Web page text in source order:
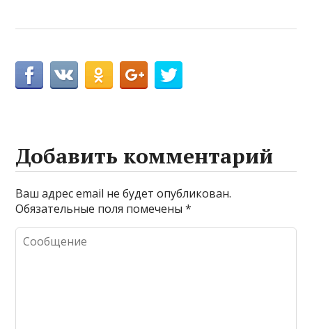
Добавить комментарий
Ваш адрес email не будет опубликован.
Обязательные поля помечены*